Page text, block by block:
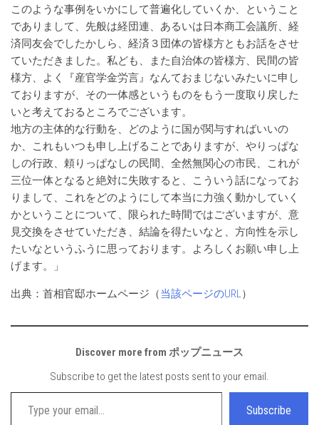
このような事例をいかにして普遍化していくか、ということ
でありまして、先般は経団連、あるいは日本商工会議所、経
済同友会でしたかしら、経済３団体の皆様方ともお話をさせ
ていただきました。私ども、また自治体の皆様方、民間の皆
様方、よく『産官学金労言』なんておまじないみたいに申し
ておりますが、その一体感というものをもう一度取り戻した
いと考えておるところでございます。
地方の主体的な行動を、どのように国が関与すればいいの
か、これもいつも申し上げることでありますが、やりっぱな
しの行政、頼りっぱなしの民間、全然無関心の市民、これが
三位一体となると絶対に失敗すると、こういう話になってお
りまして、これをどのようにして本当に力強く動かしていく
かということについて、限られた時間ではございますが、意
見交換をさせていただき、結論を得たいなと、方向性を示し
たいなというふうに思っております。よろしくお願い申し上
げます。」
出典：首相官邸ホームページ（当該ページのURL）
Discover more from ポップニュース
Subscribe to get the latest posts sent to your email.
Type your email…
Subscribe